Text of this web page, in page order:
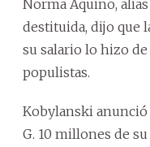
Norma Aquino,
destituida, dijo que
su salario lo hizo
populistas.
Kobylanski anunció
G. 10 millones de